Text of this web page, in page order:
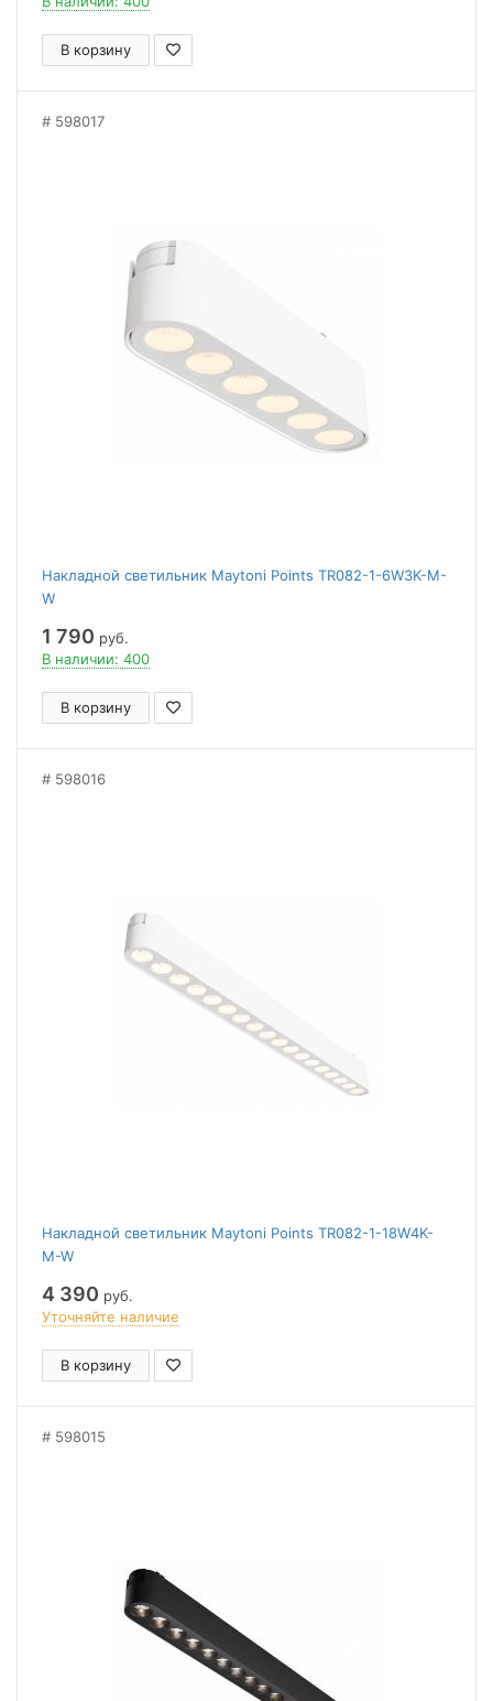
В корзину
598017
Накладной светильник Maytoni Points TR082-1-6W3K-M-
W
1 790 руб.
В наличии: 400
В корзину
598016
Накладной светильник Maytoni Points TR082-1-18W4K-
M-W
4 390 руб.
Уточняйте наличие
В корзину
598015